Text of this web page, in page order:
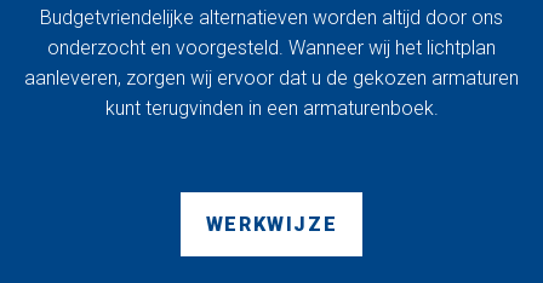
Budgetvriendelijke alternatieven worden altijd door ons
onderzocht en voorgesteld. Wanneer wij het lichtplan
aanleveren, zorgen wij ervoor dat u de gekozen armaturen
kunt terugvinden in een armaturenboek.
WERKWIJZE